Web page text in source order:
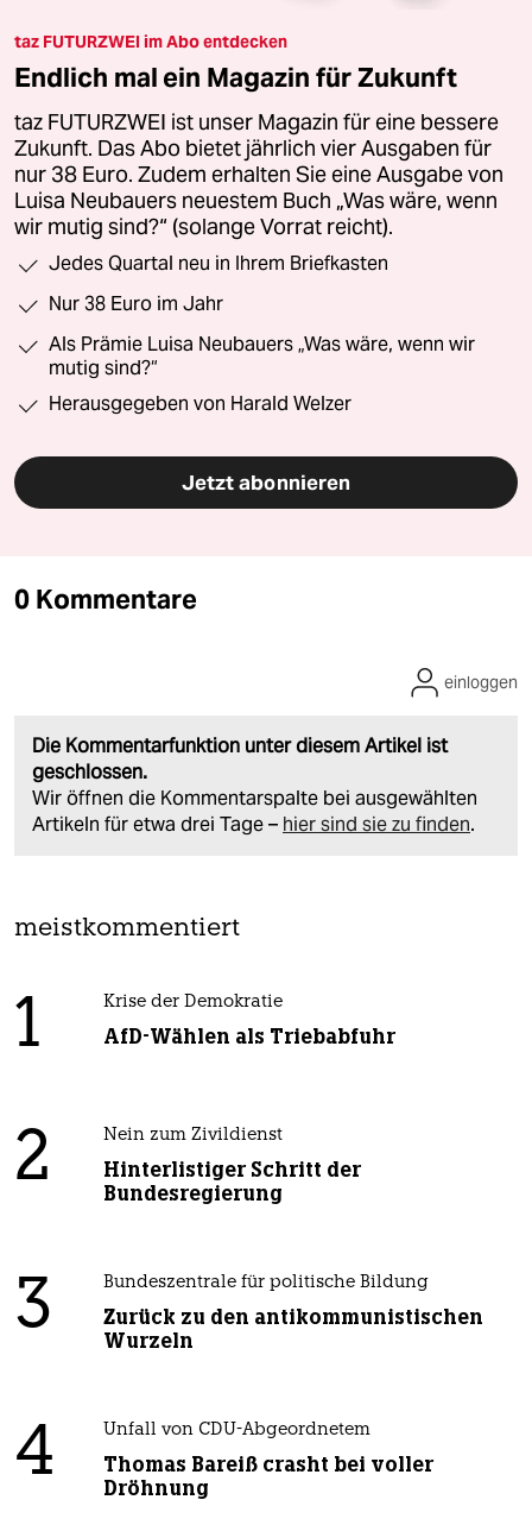
taz FUTURZWEI im Abo entdecken
Endlich mal ein Magazin für Zukunft
taz FUTURZWEI ist unser Magazin für eine bessere
Zukunft. Das Abo bietet jährlich vier Ausgaben für
nur 38 Euro. Zudem erhalten Sie eine Ausgabe von
Luisa Neubauers neuestem Buch „Was wäre, wenn
wir mutig sind?“ (solange Vorrat reicht).
Jedes Quartal neu in Ihrem Briefkasten
Nur 38 Euro im Jahr
Als Prämie Luisa Neubauers „Was wäre, wenn wir
mutig sind?“
Herausgegeben von Harald Welzer
Jetzt abonnieren
0 Kommentare
Die Kommentarfunktion unter diesem Artikel ist
geschlossen.
Wir öffnen die Kommentarspalte bei ausgewählten
Artikeln für etwa drei Tage – hier sind sie zu finden.
einloggen
meistkommentiert
1 Krise der Demokratie
AfD-Wählen als Triebabfuhr
2 Nein zum Zivildienst
Hinterlistiger Schritt der
Bundesregierung
3 Bundeszentrale für politische Bildung
Zurück zu den antikommunistischen
Wurzeln
4 Unfall von CDU-Abgeordnetem
Thomas Bareiß crasht bei voller
Dröhnung